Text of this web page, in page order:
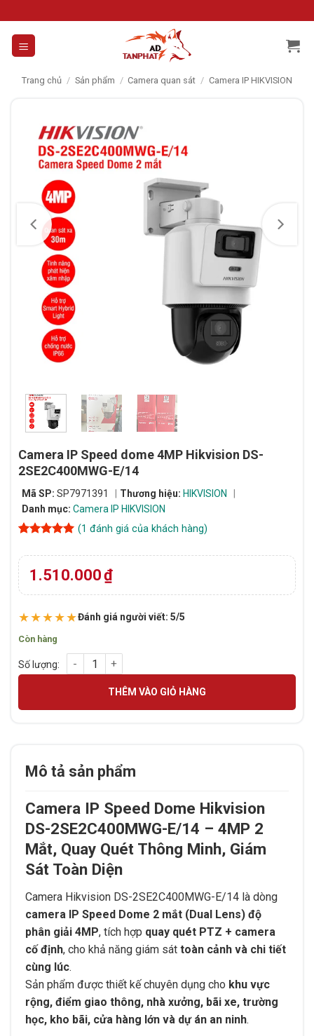
to
content
Trang chủ / Sản phẩm / Camera quan sát / Camera IP HIKVISION
Camera IP Speed dome 4MP Hikvision DS-
2SE2C400MWG-E/14
Mã SP: SP7971391 Thương hiệu: HIKVISION
Danh mục: Camera IP HIKVISION
dựa trên
đánh giá
(1 đánh giá của khách hàng)
1.510.000₫
★★★★★Đánh giá người viết: 5/5
Còn hàng
Camera IP Speed dome 4MP Hikvision DS-2SE2C400MWG-
THÊM VÀO GIỎ HÀNG
Mô tả sản phẩm
Camera IP Speed Dome Hikvision
DS-2SE2C400MWG-E/14 – 4MP 2
Mắt, Quay Quét Thông Minh, Giám
Sát Toàn Diện
Camera Hikvision DS-2SE2C400MWG-E/14 là dòng
camera IP Speed Dome 2 mắt (Dual Lens) độ
phân giải 4MP, tích hợp quay quét PTZ + camera
cố định, cho khả năng giám sát toàn cảnh và chi tiết
cùng lúc.
Sản phẩm được thiết kế chuyên dụng cho khu vực
rộng, điểm giao thông, nhà xưởng, bãi xe, trường
học, kho bãi, cửa hàng lớn và dự án an ninh.